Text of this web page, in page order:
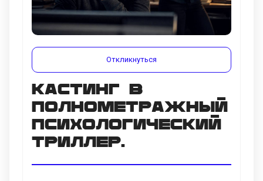
Откликнуться
Кастинг в
полнометражный
психологический
триллер.